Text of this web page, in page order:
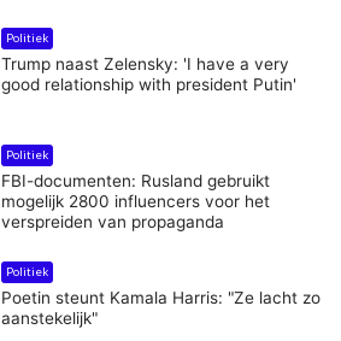
Politiek
Trump naast Zelensky: 'I have a very
good relationship with president Putin'
Politiek
FBI-documenten: Rusland gebruikt
mogelijk 2800 influencers voor het
verspreiden van propaganda
Politiek
Poetin steunt Kamala Harris: "Ze lacht zo
aanstekelijk"